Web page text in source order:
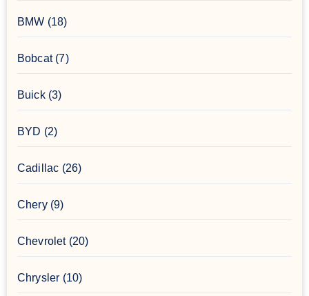
BMW (18)
Bobcat(7)
Buick(3)
BYD (2)
Cadillac (26)
Chery(9)
Chevrolet(20)
Chrysler (10)